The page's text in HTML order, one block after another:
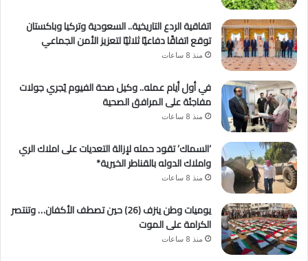
اتفاقية الردع التاريخية.. السعودية وتركيا وباكستان
توقع اتفاقًا دفاعيًا ثلاثيًا لتعزيز الأمن الجماعي
منذ 8 ساعات
في أول أيام عمله.. وكيل صحة الفيوم يُجري جولات
مفاجئة على المرافق الصحية
منذ 8 ساعات
‘السماك’ تقود حمله لإزالة التعديات على املاك الري
واملاك الدوله بالقناطر الخيرية*
منذ 8 ساعات
يوميات وطن ينزف (26) حين تصطف الأكفان… وتنتصر
الكرامة على الموت
منذ 8 ساعات